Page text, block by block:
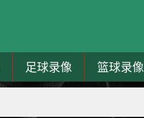
足球录像 篮球录像